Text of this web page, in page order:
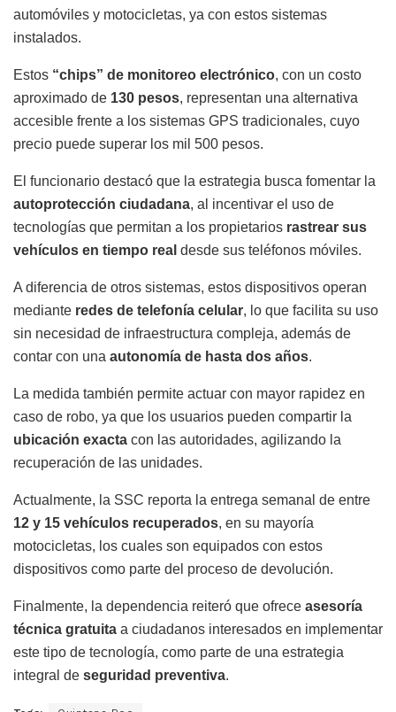
automóviles y motocicletas, ya con estos sistemas
instalados.
Estos “chips” de monitoreo electrónico, con un costo
aproximado de 130 pesos, representan una alternativa
accesible frente a los sistemas GPS tradicionales, cuyo
precio puede superar los mil 500 pesos.
El funcionario destacó que la estrategia busca fomentar la
autoprotección ciudadana, al incentivar el uso de
tecnologías que permitan a los propietarios rastrear sus
vehículos en tiempo real desde sus teléfonos móviles.
A diferencia de otros sistemas, estos dispositivos operan
mediante redes de telefonía celular, lo que facilita su uso
sin necesidad de infraestructura compleja, además de
contar con una autonomía de hasta dos años.
La medida también permite actuar con mayor rapidez en
caso de robo, ya que los usuarios pueden compartir la
ubicación exacta con las autoridades, agilizando la
recuperación de las unidades.
Actualmente, la SSC reporta la entrega semanal de entre
12 y 15 vehículos recuperados, en su mayoría
motocicletas, los cuales son equipados con estos
dispositivos como parte del proceso de devolución.
Finalmente, la dependencia reiteró que ofrece asesoría
técnica gratuita a ciudadanos interesados en implementar
este tipo de tecnología, como parte de una estrategia
integral de seguridad preventiva.